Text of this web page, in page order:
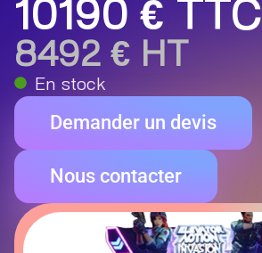
10190 € TTC
8492 € HT
En stock
Demander un devis
Nous contacter